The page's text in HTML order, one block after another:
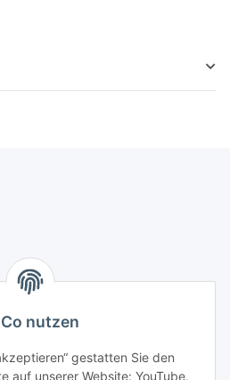
nutzen
gestatten Sie den
auf unserer Website: YouTube,